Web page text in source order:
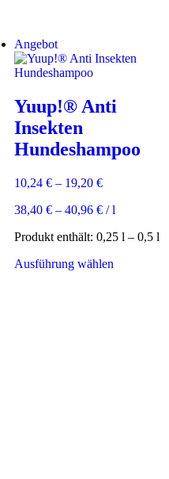
Angebot
Yuup!® Anti
Insekten
Hundeshampoo
10,24 €– 19,20 €
38,40 €– 40,96 €/l
Produkt enthält: 0,25 l – 0,5 l
Ausführung wählenDieses